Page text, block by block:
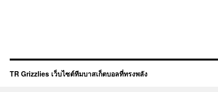
TR Grizzlies เว็บไซต์ทีมบาสเก็ตบอลที่ทรงพลัง